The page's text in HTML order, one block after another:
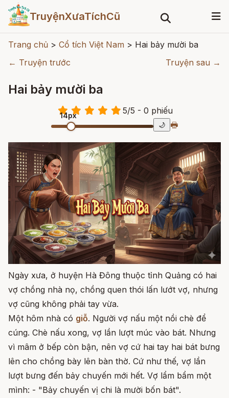
TruyệnXưaTíchCũ
Trang chủ > Cổ tích Việt Nam > Hai bảy mười ba
← Truyện trước
Truyện sau →
Hai bảy mười ba
5/5 - 0 phiếu
14px
🌙 🖶
Ngày xưa, ở huyện Hà Đông thuộc tỉnh Quảng có hai
vợ chồng nhà nọ, chồng quen thói lấn lướt vợ, nhưng
vợ cũng không phải tay vừa.
Một hôm nhà có giỗ. Người vợ nấu một nồi chè để
cúng. Chè nấu xong, vợ lần lượt múc vào bát. Nhưng
vì mâm ở bếp còn bận, nên vợ cứ hai tay hai bát bưng
lên cho chồng bày lên bàn thờ. Cứ như thế, vợ lần
lượt bưng đến bảy chuyến mới hết. Vợ lẩm bẩm một
mình: - "Bảy chuyến vị chi là mười bốn bát".